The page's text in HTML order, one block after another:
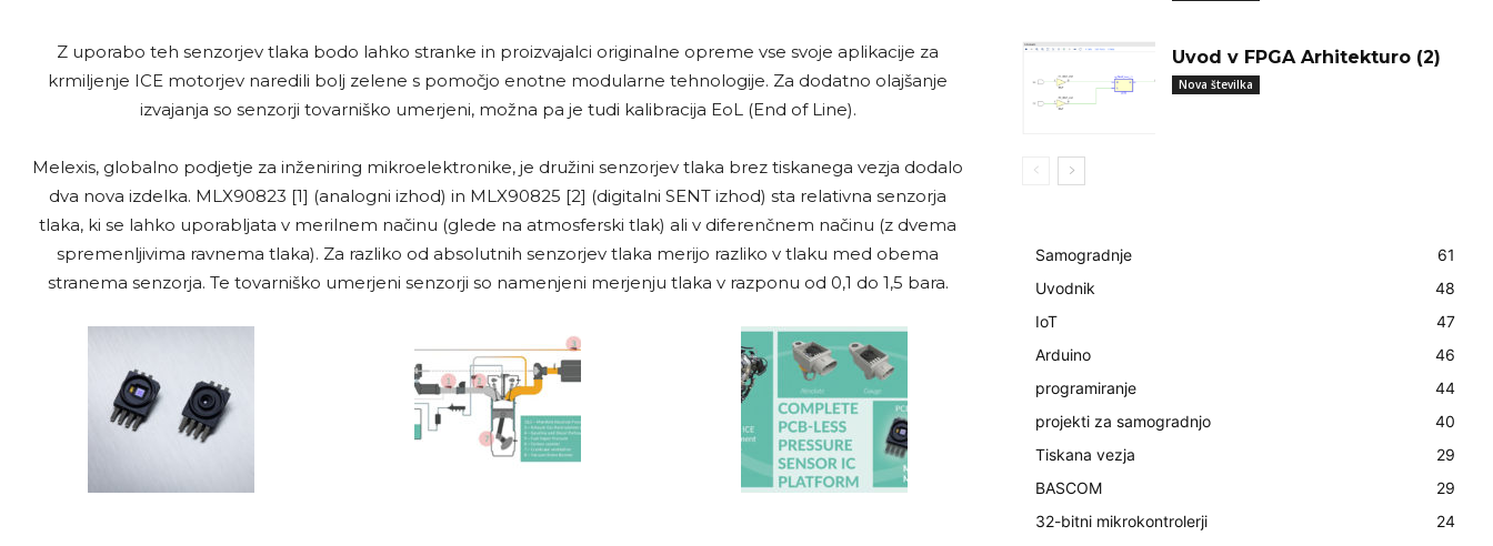
Z uporabo teh senzorjev tlaka bodo lahko stranke in proizvajalci originalne opreme vse svoje aplikacije za
krmiljenje ICE motorjev naredili bolj zelene s pomočjo enotne modularne tehnologije. Za dodatno olajšanje
izvajanja so senzorji tovarniško umerjeni, možna pa je tudi kalibracija EoL (End of Line).
Melexis, globalno podjetje za inženiring mikroelektronike, je družini senzorjev tlaka brez tiskanega vezja dodalo
dva nova izdelka. MLX90823 [1] (analogni izhod) in MLX90825 [2] (digitalni SENT izhod) sta relativna senzorja
tlaka, ki se lahko uporabljata v merilnem načinu (glede na atmosferski tlak) ali v diferenčnem načinu (z dvema
spremenljivima ravnema tlaka). Za razliko od absolutnih senzorjev tlaka merijo razliko v tlaku med obema
stranema senzorja. Te tovarniško umerjeni senzorji so namenjeni merjenju tlaka v razponu od 0,1 do 1,5 bara.
Uvod v FPGA Arhitekturo (2)
Nova številka
Samogradnje
61
Uvodnik
48
IoT
47
Arduino
46
programiranje
44
projekti za samogradnjo
40
Tiskana vezja
29
BASCOM
29
32-bitni mikrokontrolerji
24